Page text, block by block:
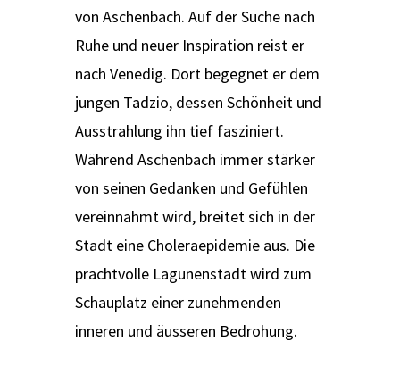
von Aschenbach. Auf der Suche nach
Ruhe und neuer Inspiration reist er
nach Venedig. Dort begegnet er dem
jungen Tadzio, dessen Schönheit und
Ausstrahlung ihn tief fasziniert.
Während Aschenbach immer stärker
von seinen Gedanken und Gefühlen
vereinnahmt wird, breitet sich in der
Stadt eine Choleraepidemie aus. Die
prachtvolle Lagunenstadt wird zum
Schauplatz einer zunehmenden
inneren und äusseren Bedrohung.